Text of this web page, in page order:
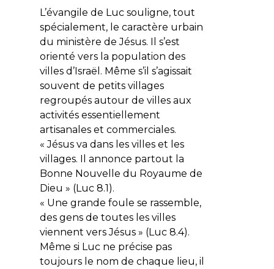
L’évangile de Luc souligne, tout
spécialement, le caractère urbain
du ministère de Jésus. Il s’est
orienté vers la population des
villes d’Israël. Même s’il s’agissait
souvent de petits villages
regroupés autour de villes aux
activités essentiellement
artisanales et commerciales.
«Jésus va dans les villes et les
villages. Il annonce partout la
Bonne Nouvelle du Royaume de
Dieu » (Luc 8.1).
« Une grande foule se rassemble,
des gens de toutes les villes
viennent vers Jésus» (Luc 8.4).
Même si Luc ne précise pas
toujours le nom de chaque lieu, il